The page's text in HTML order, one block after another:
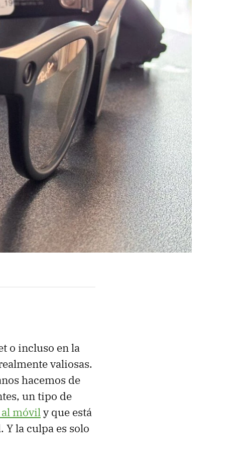
o incluso en la
valiosas.
hacemos de
un tipo de
al móvily que está
la culpa es solo